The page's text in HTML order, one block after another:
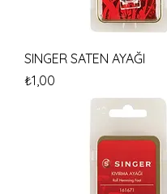
SINGER SATEN AYAĞI
Fiyat
₺1,00